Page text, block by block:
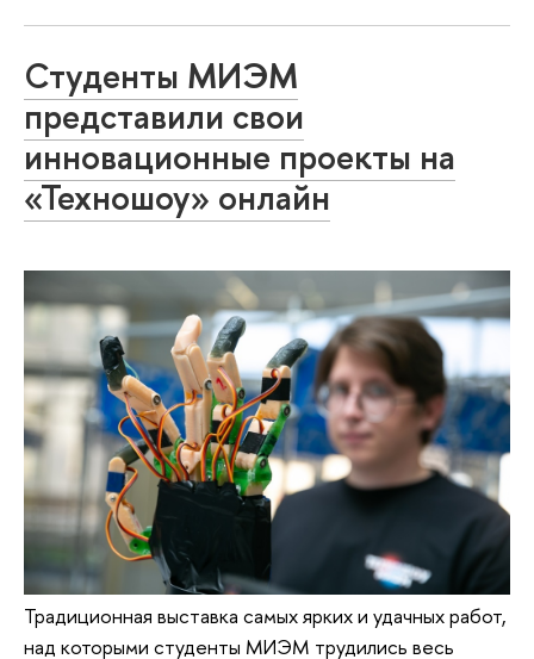
Студенты МИЭМ
представили свои
инновационные проекты на
«Техношоу» онлайн
Традиционная выставка самых ярких и удачных работ,
над которыми студенты МИЭМ трудились весь